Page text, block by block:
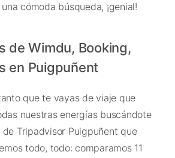
cómoda búsqueda, ¡genial!
de Wimdu, Booking,
en Puigpuñent
que te vayas de viaje que
nuestras energías buscándote
Tripadvisor Puigpuñent que
todo, todo: comparamos 11